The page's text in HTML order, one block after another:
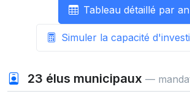
Tableau détaillé par
Simuler la capacité
23 élus municipaux —